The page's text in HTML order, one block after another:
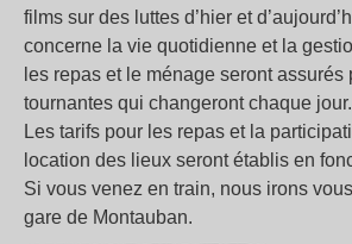
films sur des luttes d’hier et
concerne la vie quotidienne et la
les repas et le ménage seront assurés
tournantes qui changeront chaque jour.
Les tarifs pour les repas et la
location des lieux seront établis en
Si vous venez en train, nous irons
gare de Montauban.